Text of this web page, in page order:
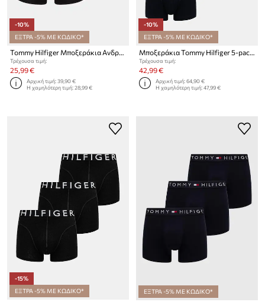
-10%
ΕΞΤΡΑ -5% ΜΕ ΚΩΔΙΚΟ*
Tommy Hilfiger Μποξεράκια Ανδρικά βαμβάκι με ελαστάν 2-pack
Τρέχουσα τιμή:
25,99 €
Αρχική τιμή:39,90 €
Η χαμηλότερη τιμή:28,99 €
-10%
ΕΞΤΡΑ -5% ΜΕ ΚΩΔΙΚΟ*
Μποξεράκια Tommy Hilfiger 5-pack
Τρέχουσα τιμή:
42,99 €
Αρχική τιμή:64,90 €
Η χαμηλότερη τιμή:47,99 €
-15%
ΕΞΤΡΑ -5% ΜΕ ΚΩΔΙΚΟ*
ΕΞΤΡΑ -5% ΜΕ ΚΩΔΙΚΟ*